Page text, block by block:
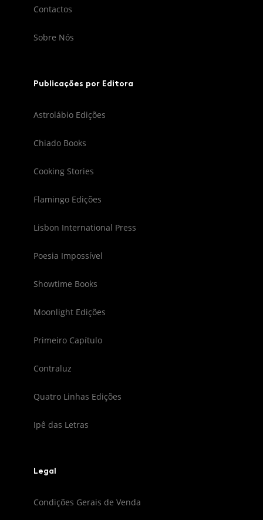
Contactos
Sobre Nós
Publicações por Editora
Astrolábio Edições
Chiado Books
Cooking Stories
Flamingo Edições
Lisbon International Press
Poesia Impossível
Showtime Books
Moonlight Edições
Primeiro Capítulo
Contraluz
Quatro Linhas Edições
Ipê das Letras
Legal
Condições Gerais de Venda